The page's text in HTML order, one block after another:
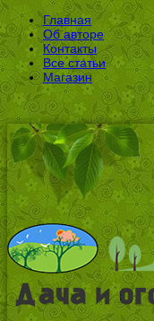
Главная
Об авторе
Контакты
Все статьи
Магазин